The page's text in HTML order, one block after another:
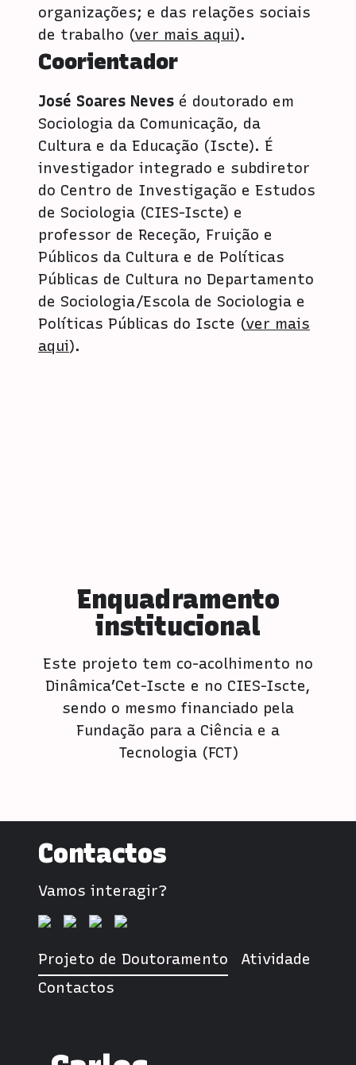
organizações; e das relações sociais
de trabalho (ver mais aqui).
Coorientador
José Soares Neves é doutorado em
Sociologia da Comunicação, da
Cultura e da Educação (Iscte). É
investigador integrado e subdiretor
do Centro de Investigação e Estudos
de Sociologia (CIES-Iscte) e
professor de Receção, Fruição e
Públicos da Cultura e de Políticas
Públicas de Cultura no Departamento
de Sociologia/Escola de Sociologia e
Políticas Públicas do Iscte (ver mais
aqui).
Enquadramento
institucional
Este projeto tem co-acolhimento no
Dinâmica’Cet-Iscte e no CIES-Iscte,
sendo o mesmo financiado pela
Fundação para a Ciência e a
Tecnologia (FCT)
Contactos
Vamos interagir?
Projeto de Doutoramento
Atividade
Contactos